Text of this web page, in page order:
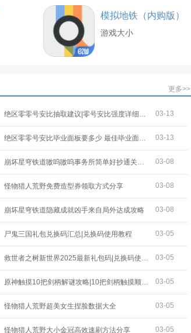
模拟地铁（内购版）
游戏大小
更多>>
绝区零零号安比抽取建议|零号安比强度详细介绍 03-13
绝区零零号安比毕业面板要多少 最佳毕业面板一览 03-13
崩坏星穹铁道嗷呜嗷呜事务所简单好抄通关攻略 03-08
怪物猎人荒野免费造型券领取方式分享 03-08
崩坏星穹铁道隐藏成就凶手来自局外达成攻略 03-08
尸鬼三国礼包兑换码汇总|兑换码使用教程 03-05
救世者之树新世界2025最新礼包码|兑换码使用教程 03-05
原神触摸10把剑柄解谜攻略|10把剑柄触摸顺序详解 03-05
怪物猎人荒野超美女生捏脸数据大全 03-05
怪物猎人荒野大小金冠高效速刷方法分享 03-05